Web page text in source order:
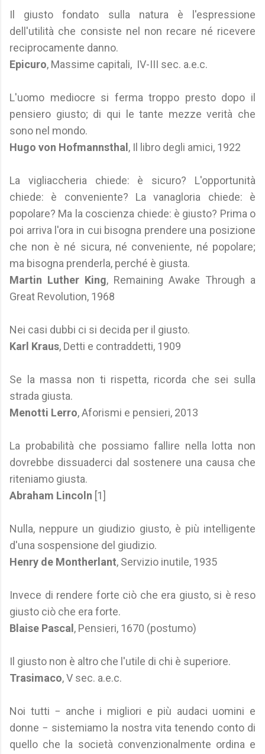
Il giusto fondato sulla natura è l'espressione
dell'utilità che consiste nel non recare né ricevere
reciprocamente danno.
Epicuro, Massime capitali, IV-III sec. a.e.c.
L'uomo mediocre si ferma troppo presto dopo il
pensiero giusto; di qui le tante mezze verità che
sono nel mondo.
Hugo von Hofmannsthal , Il libro degli amici, 1922
La vigliaccheria chiede: è sicuro? L'opportunità
chiede: è conveniente? La vanagloria chiede: è
popolare? Ma la coscienza chiede: è giusto? Prima o
poi arriva l'ora in cui bisogna prendere una posizione
che non è né sicura, né conveniente, né popolare;
ma bisogna prenderla, perché è giusta.
Martin Luther King, Remaining Awake Through a
Great Revolution, 1968
Nei casi dubbi ci si decida per il giusto.
Karl Kraus, Detti e contraddetti, 1909
Se la massa non ti rispetta, ricorda che sei sulla
strada giusta.
Menotti Lerro, Aforismi e pensieri, 2013
La probabilità che possiamo fallire nella lotta non
dovrebbe dissuaderci dal sostenere una causa che
riteniamo giusta.
Abraham Lincoln [1]
Nulla, neppure un giudizio giusto, è più intelligente
d'una sospensione del giudizio.
Henry de Montherlant, Servizio inutile, 1935
Invece di rendere forte ciò che era giusto, si è reso
giusto ciò che era forte.
Blaise Pascal , Pensieri, 1670 (postumo)
Il giusto non è altro che l'utile di chi è superiore.
Trasimaco, V sec. a.e.c.
Noi tutti − anche i migliori e più audaci uomini e
donne − sistemiamo la nostra vita tenendo conto di
quello che la società convenzionalmente ordina e